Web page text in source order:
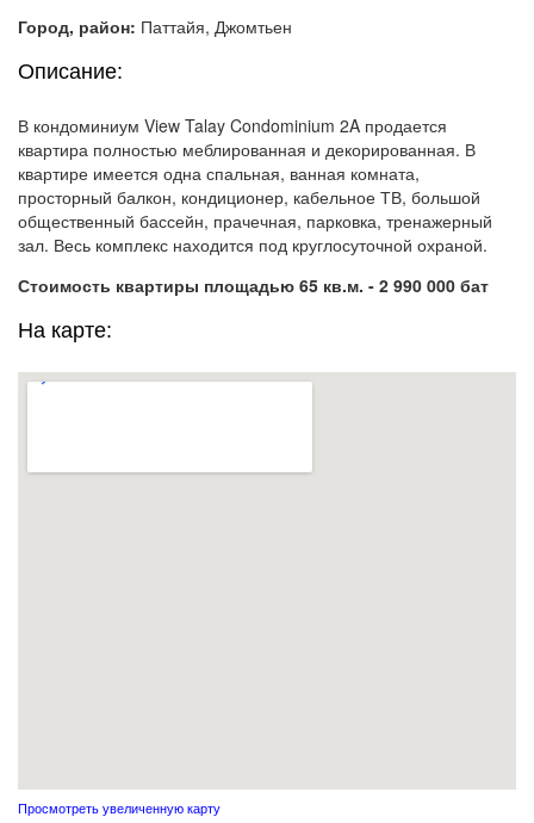
Город, район: Паттайя, Джомтьен
Описание:
В кондоминиум View Talay Condominium 2A продается
квартира полностью меблированная и декорированная. В
квартире имеется одна спальная, ванная комната,
просторный балкон, кондиционер, кабельное ТВ, большой
общественный бассейн, прачечная, парковка, тренажерный
зал. Весь комплекс находится под круглосуточной охраной.
Стоимость квартиры площадью 65 кв.м. - 2 990 000 бат
На карте:
Просмотреть увеличенную карту